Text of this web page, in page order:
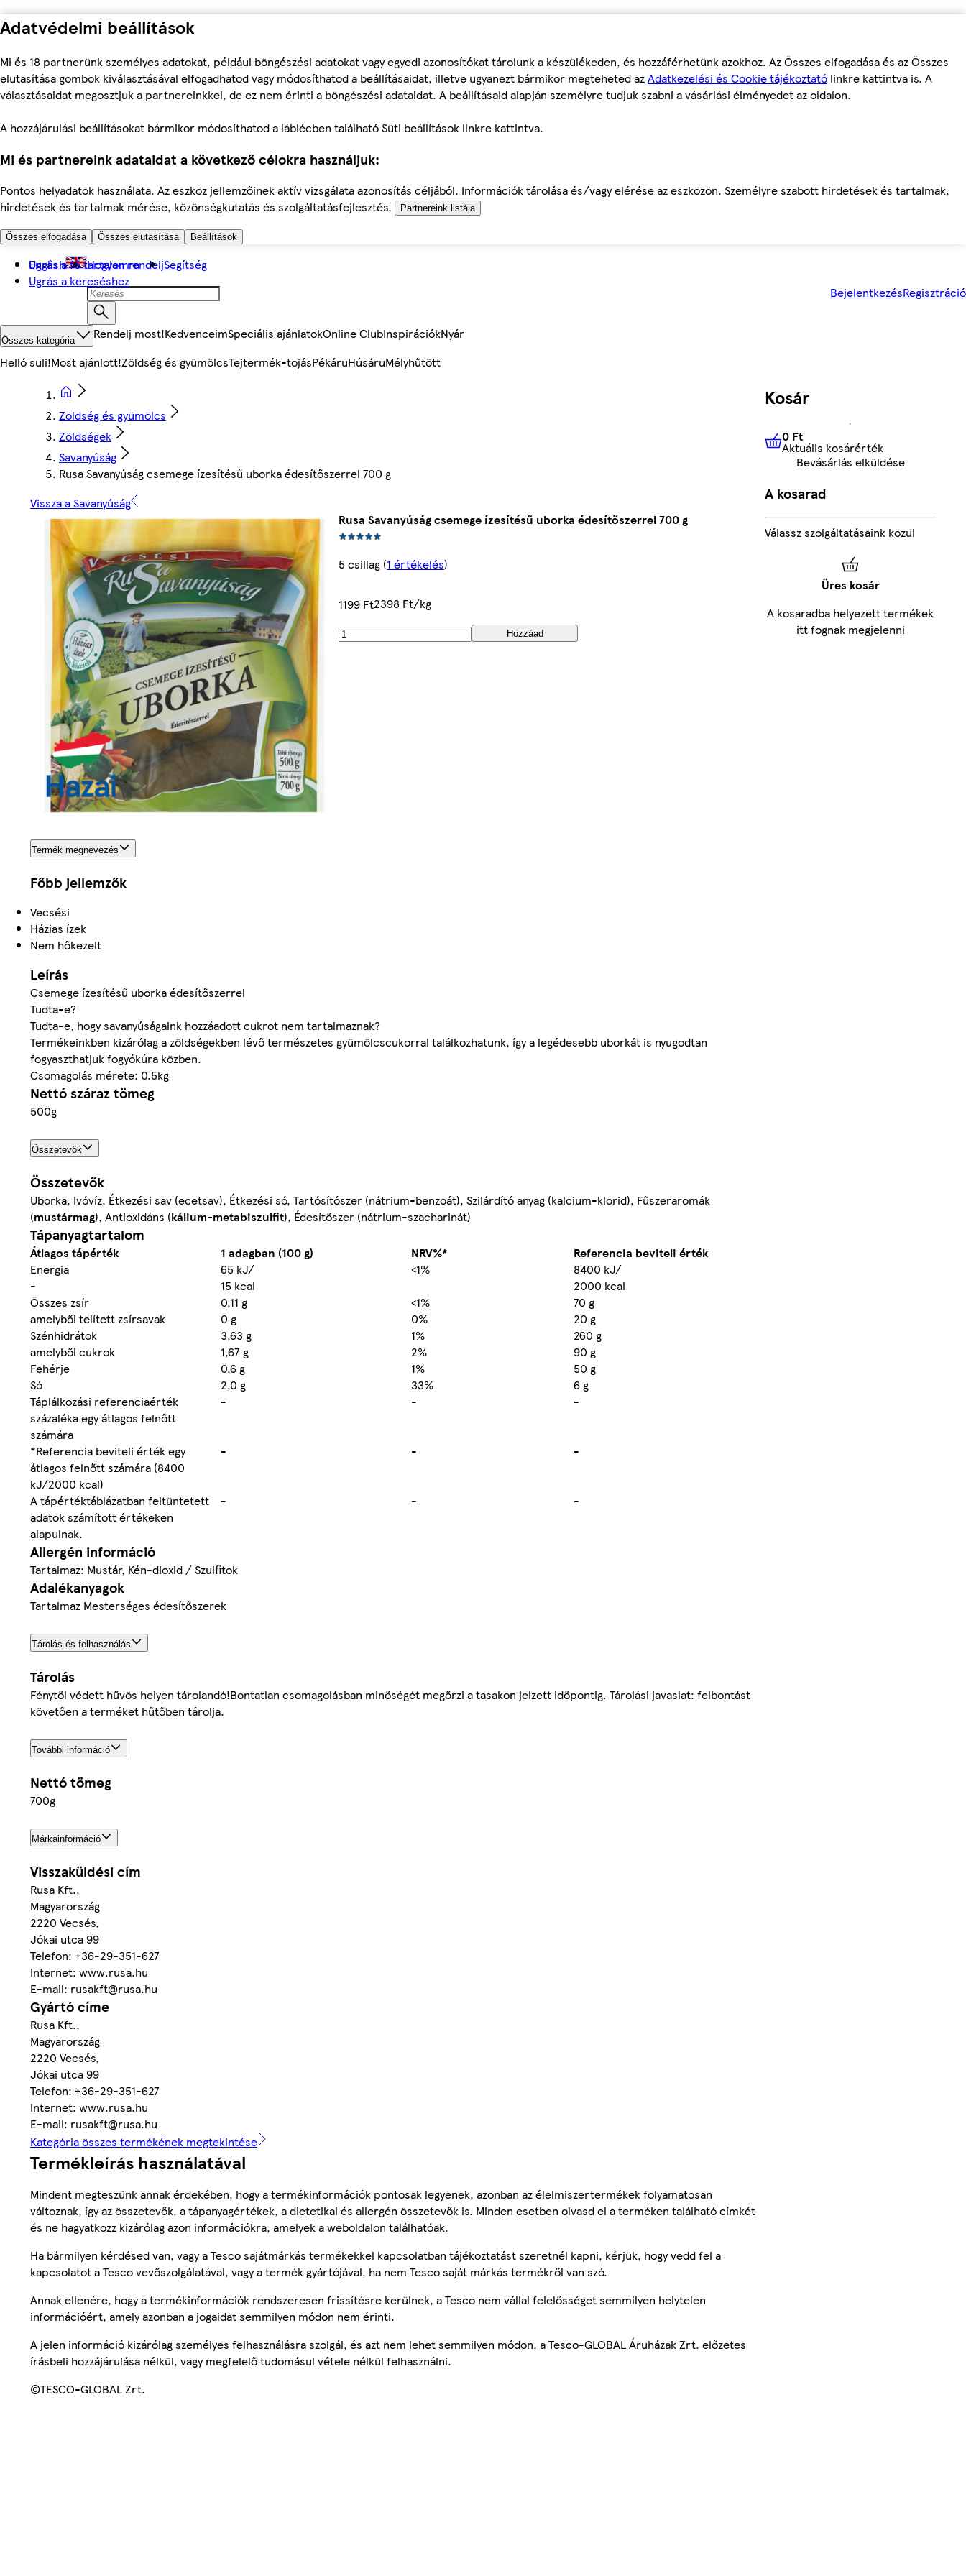
Adatvédelmi beállítások
Mi és 18 partnerünk személyes adatokat, például böngészési adatokat vagy egyedi azonosítókat tárolunk a készülékeden, és hozzáférhetünk azokhoz. Az Összes elfogadása és az Összes
elutasítása gombok kiválasztásával elfogadhatod vagy módosíthatod a beállításaidat, illetve ugyanezt bármikor megteheted azAdatkezelési és Cookie tájékoztató linkre kattintva is. A
választásaidat megosztjuk a partnereinkkel, de ez nem érinti a böngészési adataidat. A beállításaid alapján személyre tudjuk szabni a vásárlási élményedet az oldalon.
A hozzájárulási beállításokat bármikor módosíthatod a láblécben található Süti beállítások linkre kattintva.
Mi és partnereink adataidat a következő célokra használjuk:
Pontos helyadatok használata. Az eszköz jellemzőinek aktív vizsgálata azonosítás céljából. Információk tárolása és/vagy elérése az eszközön. Személyre szabott hirdetések és tartalmak,
hirdetések és tartalmak mérése, közönségkutatás és szolgáltatásfejlesztés.
Partnereink listája
Összes elfogadása Összes elutasítása Beállítások
Ugrás a fő tartalomra
Ugrás a kereséshez
English Hogyan rendeljSegítség
BejelentkezésRegisztráció
Összes kategória Rendelj most!KedvenceimSpeciális ajánlatokOnline ClubInspirációkNyár
Helló suli!Most ajánlott!Zöldség és gyümölcsTejtermék-tojásPékáruHúsáruMélyhűtött
Zöldség és gyümölcs
Zöldségek
Savanyúság
Rusa Savanyúság csemege ízesítésű uborka édesítőszerrel 700 g
Vissza a Savanyúság
Rusa Savanyúság csemege ízesítésű uborka édesítőszerrel 700 g
5 csillag (1 értékelés)
1199 Ft2398 Ft/kg
Hozzáad
Termék megnevezés
Főbb jellemzők
Vecsési
Házias ízek
Nem hőkezelt
Leírás
Csemege ízesítésű uborka édesítőszerrel
Tudta-e?
Tudta-e, hogy savanyúságaink hozzáadott cukrot nem tartalmaznak?
Termékeinkben kizárólag a zöldségekben lévő természetes gyümölcscukorral találkozhatunk, így a legédesebb uborkát is nyugodtan
fogyaszthatjuk fogyókúra közben.
Csomagolás mérete: 0.5kg
Nettó száraz tömeg
500g
Összetevők
Összetevők
Uborka, Ivóvíz, Étkezési sаv (ecetsav), Étkezési só, Tartósítószer (nátrium-benzoát), Szilárdító anyag (kalcium-klorid), Fűszeraromák
(mustármag), Antioxidáns (kálium-metabiszulfit), Édesítőszer (nátrium-szacharinát)
Tápanyagtartalom
Átlagos tápérték 1 adagban (100 g) NRV%*
Referencia beviteli érték
Energia
65 kJ/ <1%
8400 kJ/
-
15 kcal
2000 kcal
Összes zsír
0,11 g <1%
70 g
amelyből telített zsírsavak
0 g 0%
20 g
Szénhidrátok
3,63 g 1%
260 g
amelyből cukrok
1,67 g 2%
90 g
Fehérje
0,6 g 1%
50 g
Só
2,0 g 33%
6 g
Táplálkozási referenciaérték
százaléka egy átlagos felnőtt
számára
- - -
*Referencia beviteli érték egy
átlagos felnőtt számára (8400
kJ/2000 kcal)
- - -
A tápértéktáblázatban feltüntetett
adatok számított értékeken
alapulnak.
- - -
Allergén információ
Tartalmaz: Mustár, Kén-dioxid / Szulfitok
Adalékanyagok
Tartalmaz Mesterséges édesítőszerek
Tárolás és felhasználás
Tárolás
Fénytől védett hűvös helyen tárolandó!Bontatlan csomagolásban minőségét megőrzi a tasakon jelzett időpontig. Tárolási javaslat: felbontást
követően a terméket hűtőben tárolja.
További információ
Nettó tömeg
700g
Márkainformáció
Visszaküldési cím
Rusa Kft.,
Magyarország
2220 Vecsés,
Jókai utca 99
Telefon: +36-29-351-627
Internet: www.rusa.hu
E-mail: rusakft@rusa.hu
Gyártó címe
Rusa Kft.,
Magyarország
2220 Vecsés,
Jókai utca 99
Telefon: +36-29-351-627
Internet: www.rusa.hu
E-mail: rusakft@rusa.hu
Kategória összes termékének megtekintése
Termékleírás használatával
Mindent megteszünk annak érdekében, hogy a termékinformációk pontosak legyenek, azonban az élelmiszertermékek folyamatosan
változnak, így az összetevők, a tápanyagértékek, a dietetikai és allergén összetevők is. Minden esetben olvasd el a terméken található címkét
és ne hagyatkozz kizárólag azon információkra, amelyek a weboldalon találhatóak.
Ha bármilyen kérdésed van, vagy a Tesco sajátmárkás termékekkel kapcsolatban tájékoztatást szeretnél kapni, kérjük, hogy vedd fel a
kapcsolatot a Tesco vevőszolgálatával, vagy a termék gyártójával, ha nem Tesco saját márkás termékről van szó.
Annak ellenére, hogy a termékinformációk rendszeresen frissítésre kerülnek, a Tesco nem vállal felelősséget semmilyen helytelen
információért, amely azonban a jogaidat semmilyen módon nem érinti.
A jelen információ kizárólag személyes felhasználásra szolgál, és azt nem lehet semmilyen módon, a Tesco-GLOBAL Áruházak Zrt. előzetes
írásbeli hozzájárulása nélkül, vagy megfelelő tudomásul vétele nélkül felhasználni.
©TESCO-GLOBAL Zrt.
Kosár
0 FtAktuális kosárérték
0 Ft
Aktuális kosárérték
Bevásárlás elküldése
A kosarad
Válassz szolgáltatásaink közül
Üres kosár
A kosaradba helyezett termékek
itt fognak megjelenni